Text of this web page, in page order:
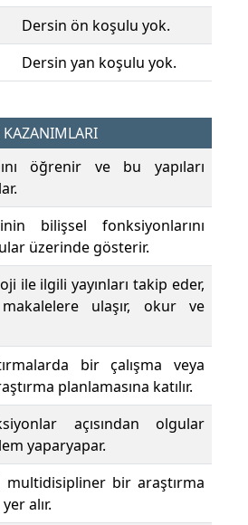
Dersin ön koşulu yok.
Dersin yan koşulu yok.
KAZANIMLARI
öğrenir ve bu yapıları
bilişsel fonksiyonlarını
üzerinde gösterir.
ile ilgili yayınları takip eder,
makalelere ulaşır, okur ve
bir çalışma veya
planlamasına katılır.
açısından olgular
yaparyapar.
bir araştırma
alır.